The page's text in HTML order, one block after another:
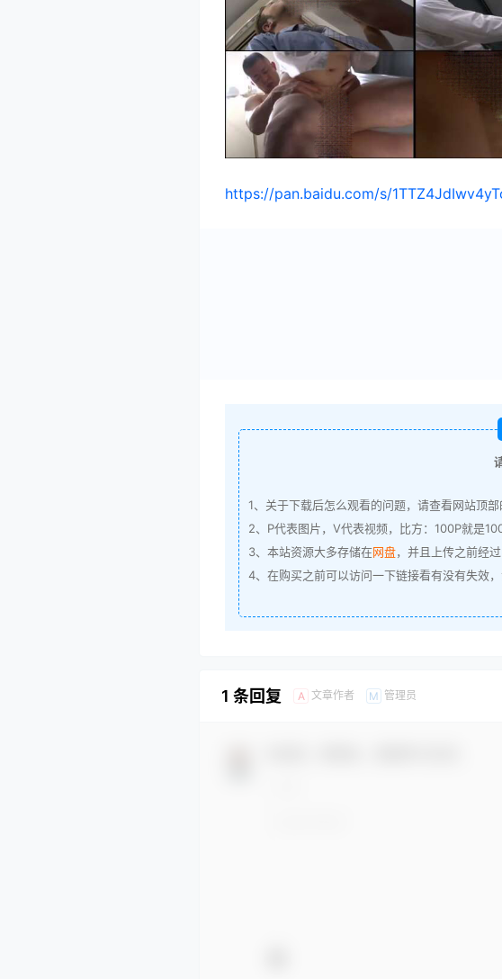
https://pan.baidu.com/s/
1、关于下载后怎么观看的问题，请查看网站顶部
2、P代表图片，V代表视频，比方：100P就是
3、本站资源大多存储在网盘，并且上传之前经过
4、在购买之前可以访问一下链接看有没有失效
1 条回复 A 文章作者 M 管理员